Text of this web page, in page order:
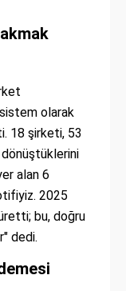
olarak
18 şirketi, 53
dönüştüklerini
alan 6
2025
bu, doğru
dedi.